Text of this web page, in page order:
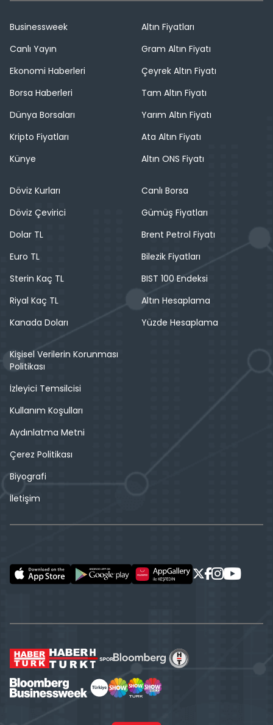
Businessweek
Canlı Yayın
Ekonomi Haberleri
Borsa Haberleri
Dünya Borsaları
Kripto Fiyatları
Künye
Altın Fiyatları
Gram Altın Fiyatı
Çeyrek Altın Fiyatı
Tam Altın Fiyatı
Yarım Altın Fiyatı
Ata Altın Fiyatı
Altın ONS Fiyatı
Döviz Kurları
Döviz Çevirici
Dolar TL
Euro TL
Sterin Kaç TL
Riyal Kaç TL
Kanada Doları
Canlı Borsa
Gümüş Fiyatları
Brent Petrol Fiyatı
Bilezik Fiyatları
BIST 100 Endeksi
Altın Hesaplama
Yüzde Hesaplama
Kişisel Verilerin Korunması
Politikası
İzleyici Temsilcisi
Kullanım Koşulları
Aydınlatma Metni
Çerez Politikası
Biyografi
İletişim